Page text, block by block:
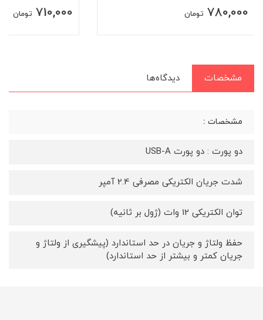
780,000 تومان 710,000 تومان
مشخصات دیدگاه‌ها
مشخصات :
دو پورت : دو پورت USB-A
شدت جریان الکتریکی مصرفی 2.4 آمپر
توان الکتریکی 12 وات (ژول بر ثانیه)
حفظ ولتاژ و جریان در حد استاندارد (پیشگیری از ولتاژ و
جریان کمتر و بیشتر از حد استاندارد)